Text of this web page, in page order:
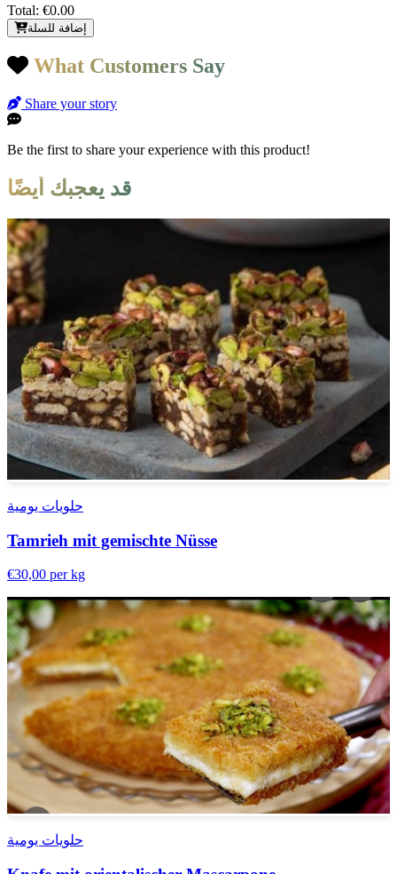
Total: €0.00
إضافة للسلة
What Customers Say
Share your story
Be the first to share your experience with this product!
قد يعجبك أيضًا
حلويات يومية
Tamrieh mit gemischte Nüsse
€30,00 per kg
حلويات يومية